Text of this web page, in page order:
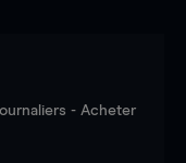
- Acheter